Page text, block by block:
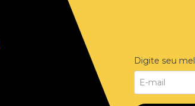
Digite seu